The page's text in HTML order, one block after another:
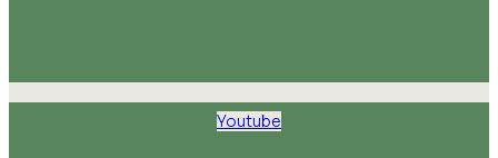
Youtube